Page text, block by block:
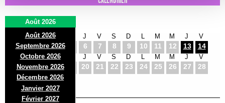
Août 2026
Août 2026
Septembre 2026
Octobre 2026
Novembre 2026
Décembre 2026
Janvier 2027
Février 2027
D
2
L
3
M
4
J
6
V
7
S
8
D
9 10
M
11
M
12
J
13
V
14
D
16
L
17
M
18
J
20
V
21
S
22
D
23 24
M
25
M
26
J
27
V
28
D
30
L
31